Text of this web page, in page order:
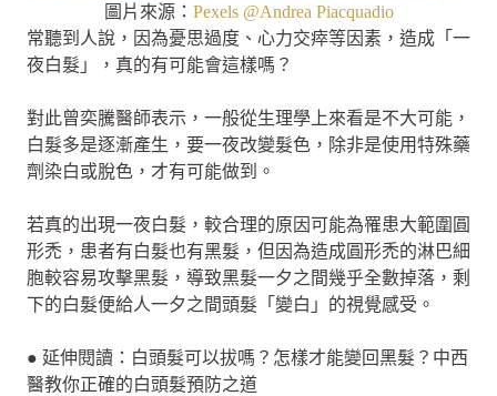
圖片來源： Pexels @Andrea Piacquadio
常聽到人說，因為憂思過度、心力交瘁等因素，造成「一
夜白髮」，真的有可能會這樣嗎？
對此曾奕騰醫師表示，一般從生理學上來看是不大可能，
白髮多是逐漸產生，要一夜改變髮色，除非是使用特殊藥
劑染白或脫色，才有可能做到。
若真的出現一夜白髮，較合理的原因可能為罹患大範圍圓
形禿，患者有白髮也有黑髮，但因為造成圓形禿的淋巴細
胞較容易攻擊黑髮，導致黑髮一夕之間幾乎全數掉落，剩
下的白髮便給人一夕之間頭髮「變白」的視覺感受。
● 延伸閱讀：白頭髮可以拔嗎？怎樣才能變回黑髮？中西
醫教你正確的白頭髮預防之道